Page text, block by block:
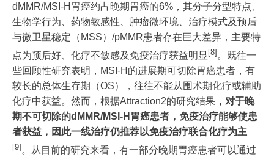
dMMR/MSI-H胃癌约占晚期胃癌的6%，其分子分型特点、
生物学行为、药物敏感性、肿瘤微环境、治疗模式及预后
与微卫星稳定（MSS）/pMMR患者存在巨大差异，主要特
点为预后好、化疗不敏感及免疫治疗获益明显 [8] 。既往一
些回顾性研究表明，MSI-H的进展期可切除胃癌患者，有
较长的总体生存期（OS），往往不能从围术期化疗或辅助
化疗中获益。然而，根据Attraction2的研究结果 ，对于晚
期不可切除的dMMR/MSI-H胃癌患者，免疫治疗能够使患
者获益，因此一线治疗仍推荐以免疫治疗联合化疗为主
[9] 。从目前的研究来看，有一部分晚期胃癌患者可以通过